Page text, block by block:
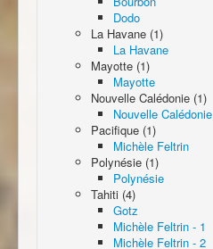
Dodo
La Havane (1)
La Havane
Mayotte (1)
Mayotte
Nouvelle Calédonie (1)
Nouvelle Calédonie
Pacifique (1)
Michèle Feltrin
Polynésie (1)
Polynésie
Tahiti (4)
Gotz
Michèle Feltrin - 1
Michèle Feltrin - 2